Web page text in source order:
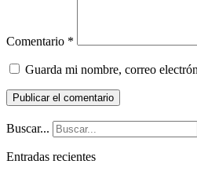
Comentario *
Guarda mi nombre, correo
Buscar...
Entradas recientes